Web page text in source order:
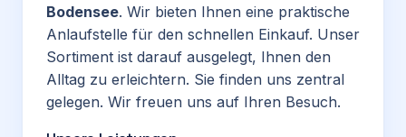
Bodensee. Wir bieten Ihnen eine praktische
Anlaufstelle für den schnellen Einkauf. Unser
Sortiment ist darauf ausgelegt, Ihnen den
Alltag zu erleichtern. Sie finden uns zentral
gelegen. Wir freuen uns auf Ihren Besuch.